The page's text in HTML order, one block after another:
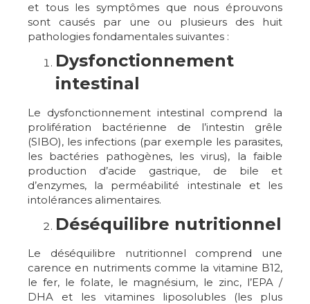
et tous les symptômes que nous éprouvons
sont causés par une ou plusieurs des huit
pathologies fondamentales suivantes :
Dysfonctionnement
intestinal
Le dysfonctionnement intestinal comprend la
prolifération bactérienne de l’intestin grêle
(SIBO), les infections (par exemple les parasites,
les bactéries pathogènes, les virus), la faible
production d’acide gastrique, de bile et
d’enzymes, la perméabilité intestinale et les
intolérances alimentaires.
Déséquilibre nutritionnel
Le déséquilibre nutritionnel comprend une
carence en nutriments comme la vitamine B12,
le fer, le folate, le magnésium, le zinc, l’EPA /
DHA et les vitamines liposolubles (les plus